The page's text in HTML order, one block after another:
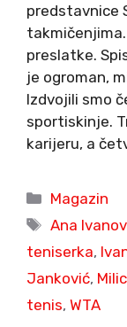
predstavnice
preslatke.
je ogroman,
Izdvojili smo
sportiskinje.
karijeru, a
Categories
Magazin
Tags
Ana
teniserka,
Janković,
tenis, WTA